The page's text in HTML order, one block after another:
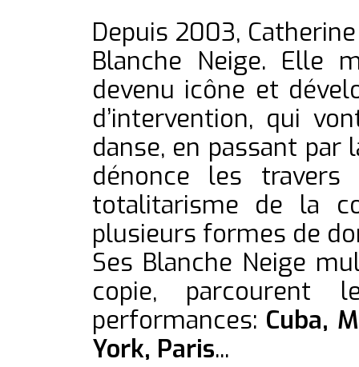
Depuis 2003,
Blanche Neige. Elle
devenu icône et
d’intervention, qui
danse, en passant par
dénonce les
totalitarisme de la
plusieurs formes de
Ses Blanche Neige
copie,
performances: Cuba,
York, Paris...